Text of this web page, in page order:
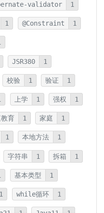
validator 1
1 @Constraint 1
JSR380 1
校验 1 验证 1
上学 1 强权 1
育 1 家庭 1
1 本地方法 1
字符串 1 拆箱 1
基本类型 1
1 while循环 1